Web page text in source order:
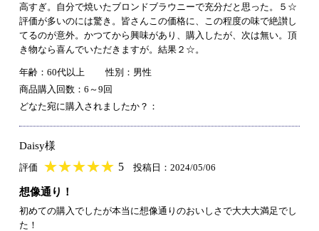
高すぎ。自分で焼いたブロンドブラウニーで充分だと思った。５☆
評価が多いのには驚き。皆さんこの価格に、この程度の味で絶讃し
てるのが意外。かつてから興味があり、購入したが、次は無い。頂
き物なら喜んでいただきますが。結果２☆。
年齢：60代以上
性別：男性
商品購入回数：6～9回
どなた宛に購入されましたか？：
Daisy様
評価 ★★★★★
★★★★★ 5 投稿日：2024/05/06
想像通り！
初めての購入でしたが本当に想像通りのおいしさで大大大満足でし
た！